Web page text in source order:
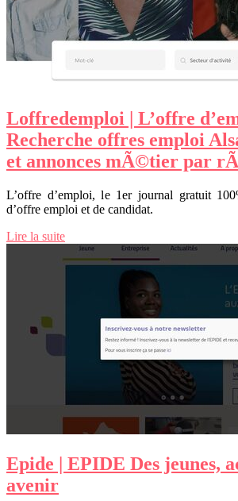
Loffre­demploi | L’offre
Recherche offres emploi
et annonces mÃ©tier par
L’offre d’emploi, le 1er journal gratuit
d’offre emploi et de candidat.
Lire la suite
Epide | EPIDE Des jeunes,
avenir